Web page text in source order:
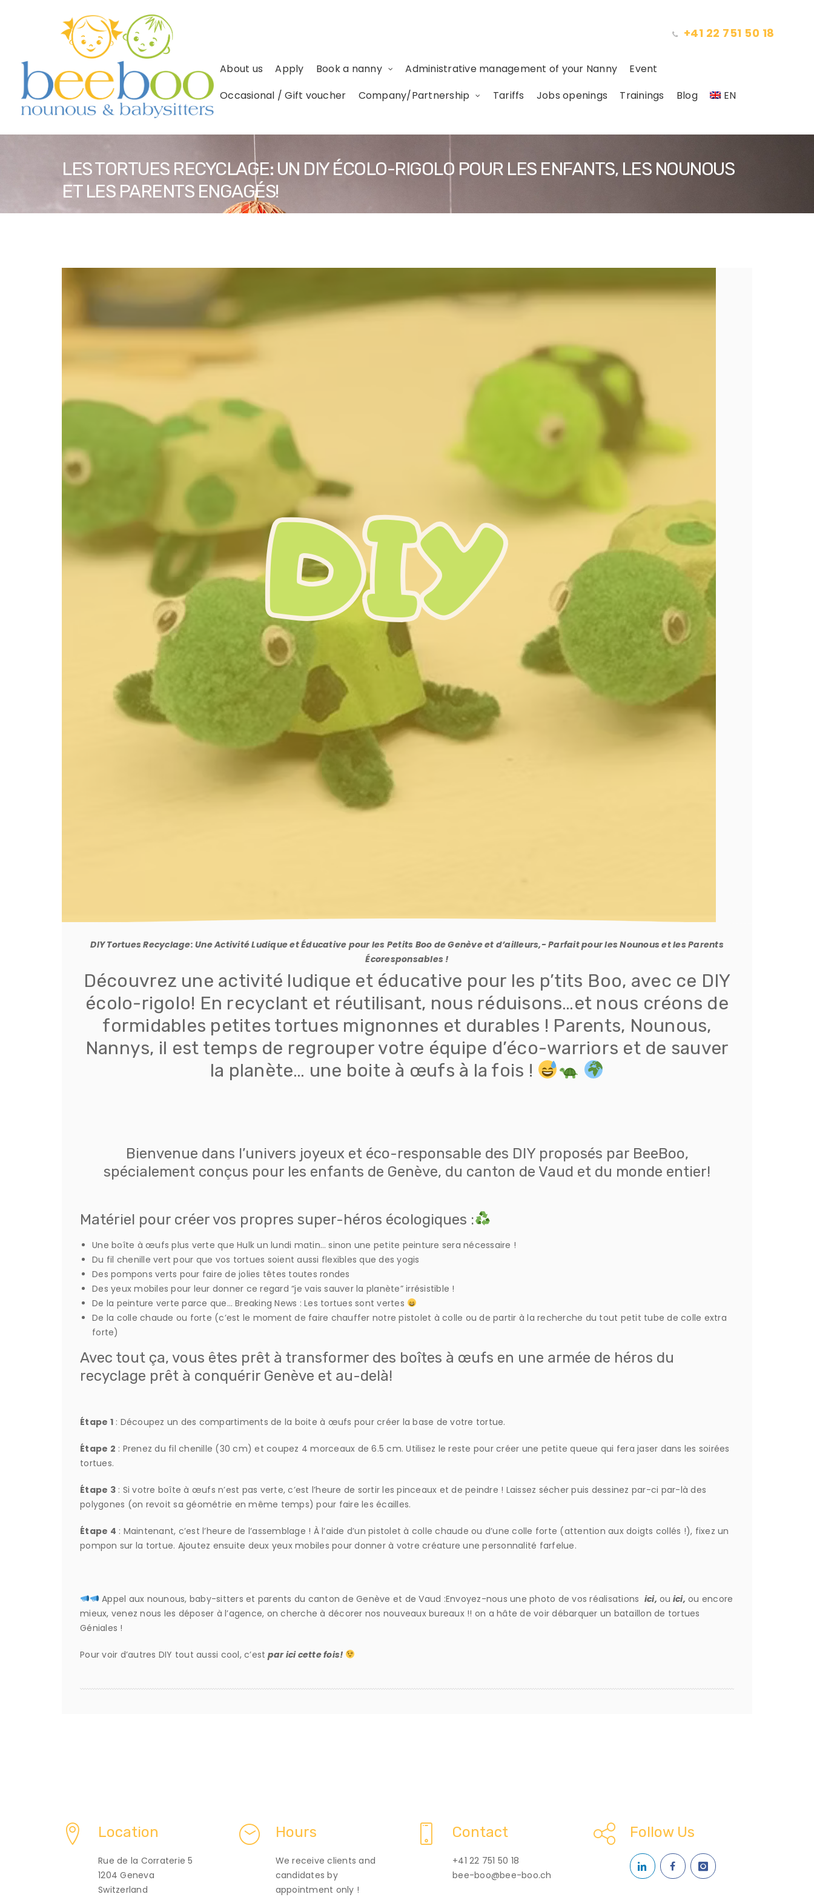
+41 22 751 50 18
About us Apply Book a nanny Administrative management of your Nanny
Event
Occasional / Gift voucher
Company/Partnership Tariffs Jobs openings Trainings Blog EN
LES TORTUES RECYCLAGE: UN DIY ÉCOLO-RIGOLO POUR LES ENFANTS, LES NOUNOUS
ET LES PARENTS ENGAGÉS!
DIY Tortues Recyclage: Une Activité Ludique et Éducative pour les Petits Boo de Genève et d’ailleurs,- Parfait pour les Nounous et les Parents
Écoresponsables !
Découvrez une activité ludique et éducative pour les p’tits Boo, avec ce DIY
écolo-rigolo! En recyclant et réutilisant, nous réduisons…et nous créons de
formidables petites tortues mignonnes et durables ! Parents, Nounous,
Nannys, il est temps de regrouper votre équipe d’éco-warriors et de sauver
la planète… une boite à œufs à la fois !
Bienvenue dans l’univers joyeux et éco-responsable des DIY proposés par BeeBoo,
spécialement conçus pour les enfants de Genève, du canton de Vaud et du monde entier!
Matériel pour créer vos propres super-héros écologiques :
Une boîte à œufs plus verte que Hulk un lundi matin… sinon une petite peinture sera nécessaire !
Du fil chenille vert pour que vos tortues soient aussi flexibles que des yogis
Des pompons verts pour faire de jolies têtes toutes rondes
Des yeux mobiles pour leur donner ce regard “je vais sauver la planète” irrésistible !
De la peinture verte parce que… Breaking News : Les tortues sont vertes
De la colle chaude ou forte (c’est le moment de faire chauffer notre pistolet à colle ou de partir à la recherche du tout petit tube de colle extra
forte)
Avec tout ça, vous êtes prêt à transformer des boîtes à œufs en une armée de héros du
recyclage prêt à conquérir Genève et au-delà!
Étape 1: Découpez un des compartiments de la boite à œufs pour créer la base de votre tortue.
Étape 2 : Prenez du fil chenille (30 cm) et coupez 4 morceaux de 6.5 cm. Utilisez le reste pour créer une petite queue qui fera jaser dans les soirées
tortues.
Étape 3: Si votre boîte à œufs n’est pas verte, c’est l’heure de sortir les pinceaux et de peindre ! Laissez sécher puis dessinez par-ci par-là des
polygones (on revoit sa géométrie en même temps) pour faire les écailles.
Étape 4 : Maintenant, c’est l’heure de l’assemblage ! À l’aide d’un pistolet à colle chaude ou d’une colle forte (attention aux doigts collés !), fixez un
pompon sur la tortue. Ajoutez ensuite deux yeux mobiles pour donner à votre créature une personnalité farfelue.
Appel aux nounous, baby-sitters et parents du canton de Genève et de Vaud :Envoyez-nous une photo de vos réalisations ici, ou ici, ou encore
mieux, venez nous les déposer à l’agence, on cherche à décorer nos nouveaux bureaux !! on a hâte de voir débarquer un bataillon de tortues
Géniales !
Pour voir d’autres DIY tout aussi cool, c’est par ici cette fois!
Location
Rue de la Corraterie 5
1204 Geneva
Switzerland
Hours
We receive clients and
candidates by
appointment only !
Contact
+41 22 751 50 18
bee-boo@bee-boo.ch
Follow Us